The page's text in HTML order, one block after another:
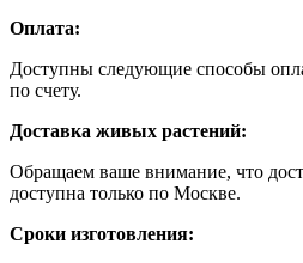
Оплата:
Доступны следующие способы
по счету.
Доставка живых растений:
Обращаем ваше внимание, что
доступна только по Москве.
Сроки изготовления: